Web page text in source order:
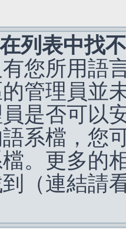
列表中找
您所用語
管理員並
是否可以
系檔，您
。更多的
（連結請